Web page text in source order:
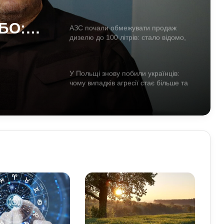
АЗС почали обмежувати продаж
дизелю до 100 літрів: стало відомо,
кого стосується ліміт
У Польщі знову побили українців:
чому випадків агресії стає більше та
що про це говорять експерти
впливає на організм: приховані
ризики для здоров’я
Чому квартири в Україні стають
мішенню злочинців: схеми, про які